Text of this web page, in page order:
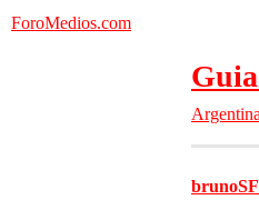
ForoMedios.com
Argentina
brunoSF